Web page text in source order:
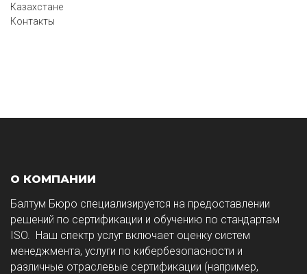
Казахстане
Контакты
О КОМПАНИИ
Балтум Бюро специализируется на предоставлении
решений по сертификации и обучению по стандартам
ISO. Наш спектр услуг включает оценку систем
менеджмента, услуги по кибербезопасности и
различные отраслевые сертификации (например,